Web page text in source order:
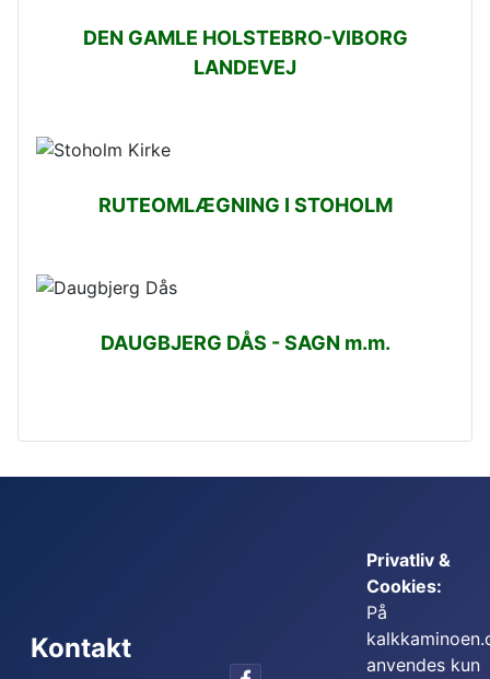
DEN GAMLE HOLSTEBRO-VIBORG
LANDEVEJ
RUTEOMLÆGNING I STOHOLM
DAUGBJERG DÅS - SAGN m.m.
Kontakt
Privatliv &
Cookies:
På
anvendes kun